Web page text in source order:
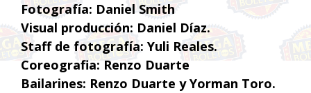
Fotografía: Daniel Smith
Visual producción: Daniel Díaz.
Staff de fotografía: Yuli Reales.
Coreografia: Renzo Duarte
Bailarines: Renzo Duarte y Yorman Toro.